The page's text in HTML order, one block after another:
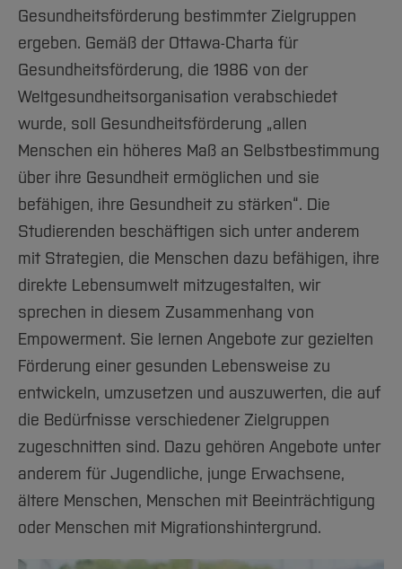
Gesundheitsförderung bestimmter Zielgruppen
ergeben. Gemäß der Ottawa-Charta für
Gesundheitsförderung, die 1986 von der
Weltgesundheitsorganisation verabschiedet
wurde, soll Gesundheitsförderung „allen
Menschen ein höheres Maß an Selbstbestimmung
über ihre Gesundheit ermöglichen und sie
befähigen, ihre Gesundheit zu stärken“. Die
Studierenden beschäftigen sich unter anderem
mit Strategien, die Menschen dazu befähigen, ihre
direkte Lebensumwelt mitzugestalten, wir
sprechen in diesem Zusammenhang von
Empowerment. Sie lernen Angebote zur gezielten
Förderung einer gesunden Lebensweise zu
entwickeln, umzusetzen und auszuwerten, die auf
die Bedürfnisse verschiedener Zielgruppen
zugeschnitten sind. Dazu gehören Angebote unter
anderem für Jugendliche, junge Erwachsene,
ältere Menschen, Menschen mit Beeinträchtigung
oder Menschen mit Migrationshintergrund.